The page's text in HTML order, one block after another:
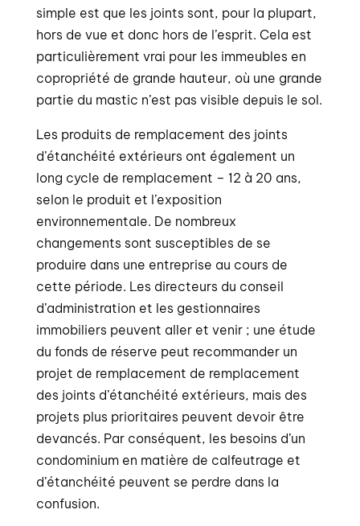
simple est que les joints sont, pour la plupart,
hors de vue et donc hors de l’esprit. Cela est
particulièrement vrai pour les immeubles en
copropriété de grande hauteur, où une grande
partie du mastic n’est pas visible depuis le sol.
Les produits de remplacement des joints
d’étanchéité extérieurs ont également un
long cycle de remplacement – 12 à 20 ans,
selon le produit et l’exposition
environnementale. De nombreux
changements sont susceptibles de se
produire dans une entreprise au cours de
cette période. Les directeurs du conseil
d’administration et les gestionnaires
immobiliers peuvent aller et venir ; une étude
du fonds de réserve peut recommander un
projet de remplacement de remplacement
des joints d’étanchéité extérieurs, mais des
projets plus prioritaires peuvent devoir être
devancés. Par conséquent, les besoins d’un
condominium en matière de calfeutrage et
d’étanchéité peuvent se perdre dans la
confusion.